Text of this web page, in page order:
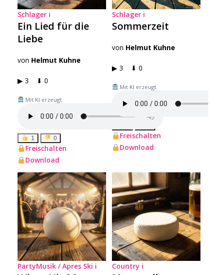
Schlager i
Ein Lied für die
Liebe
von Helmut Kuhne
▶ 3 ⬇ 0
Mit KI erzeugt
1 0
Freischalten
Download
Schlager i
Sommerzeit
von Helmut Kuhne
▶ 3 ⬇ 0
Mit KI erzeugt
Freischalten
Download
PartyMusik / Apres Ski i Country i